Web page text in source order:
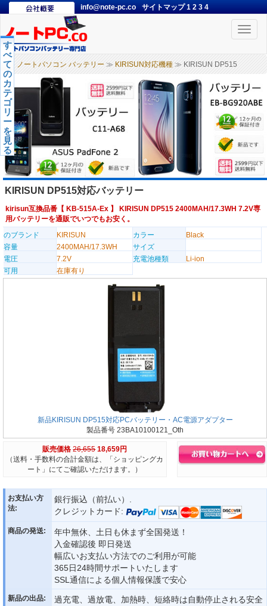
info@note-pc.co サイトマップ1 2 3 4
Toggle
ノートパソコン バッテリー ≫ KIRISUN対応機種 ≫ KIRISUN DP515
す
べ
て
の
カ
テ
ゴ
リ
ー
を
見
る
KIRISUN DP515対応バッテリー
kirisun互換品番【 KB-515A-Ex 】 KIRISUN DP515 2400MAH/17.3WH 7.2V専
用バッテリーを通販でいつでもお安く。
のブランド
KIRISUN カラー
Black
容量
2400MAH/17.3WH
サイズ
電圧
7.2V 充電池種類
Li-ion
可用
在庫有り
新品KIRISUN DP515対応PCバッテリー・AC電源アダプター
製品番号 23BA10100121_Oth
販売価格 26,655 18,659円
（送料・手数料の合計金額は、「ショッピングカ
ート」にてご確認いただけます。）
お支払い方
法:
銀行振込（前払い）.
クレジットカード:
商品の発送:
年中無休、土日も休まず全国発送！
入金確認後 即日発送
幅広いお支払い方法でのご利用が可能
365日24時間サポートいたします
SSL通信による個人情報保護で安心
新品の出品:
過充電、過放電、加熱時、短絡時は自動停止される安全